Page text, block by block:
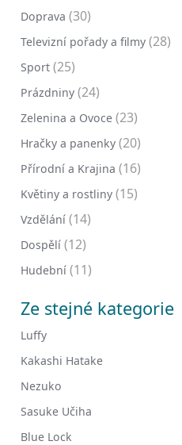
Doprava (30)
Televizní pořady a filmy (28)
Sport (25)
Prázdniny (24)
Zelenina a Ovoce (23)
Hračky a panenky (20)
Přírodní a Krajina (16)
Květiny a rostliny (15)
Vzdělání (14)
Dospělí (12)
Hudební (11)
Ze stejné kategorie
Luffy
Kakashi Hatake
Nezuko
Sasuke Učiha
Blue Lock